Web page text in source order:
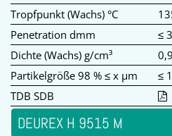
Tropfpunkt (Wachs) °C
Penetration dmm
≤ 3
Dichte (Wachs) g/cm³
Partikelgröße 98 % ≤ x µm
≤
TDB SDB
DEUREX H 9515 M